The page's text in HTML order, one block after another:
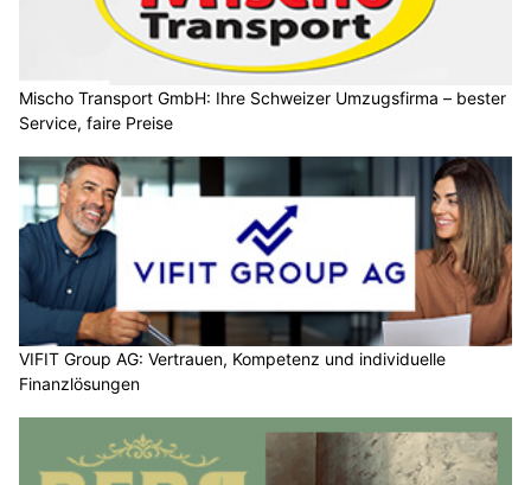
Mischo Transport GmbH: Ihre Schweizer Umzugsfirma – bester
Service, faire Preise
VIFIT Group AG: Vertrauen, Kompetenz und individuelle
Finanzlösungen